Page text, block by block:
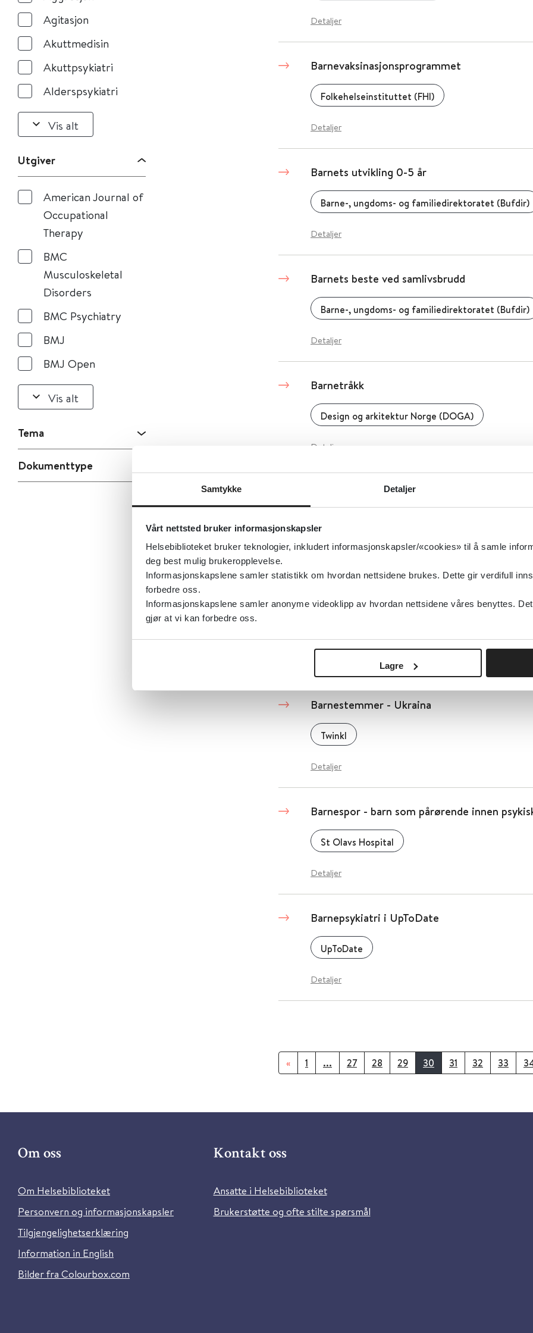
Samtykke Detaljer
Vårt nettsted bruker informasjonskapsler
Helsebiblioteket bruker teknologier, inkludert informasjonskapsler/«cookies» til å samle
deg best mulig brukeropplevelse.
Informasjonskapslene samler statistikk om hvordan nettsidene brukes. Dette gir verdifull
forbedre oss.
Informasjonskapslene samler anonyme videoklipp av hvordan nettsidene våres benyttes.
gjør at vi kan forbedre oss.
Lagre
Agitasjon
Akuttmedisin
Akuttpsykiatri
Alderspsykiatri
Vis alt
Utgiver
American Journal of
Occupational
Therapy
BMC
Musculoskeletal
Disorders
BMC Psychiatry
BMJ
BMJ Open
Vis alt
Tema
Dokumenttype
Detaljer
Barnevaksinasjonsprogrammet
Folkehelseinstituttet (FHI)
Detaljer
Barnets utvikling 0-5 år
Barne-, ungdoms- og familiedirektoratet (Bufdir)
Detaljer
Barnets beste ved samlivsbrudd
Barne-, ungdoms- og familiedirektoratet (Bufdir)
Detaljer
Barnetråkk
Design og arkitektur Norge (DOGA)
Detaljer
Barnesykepleierforbundet
Detaljer
Barnesykdommer og vanlige plager hos barn
Barnestemmer - Ukraina
Twinkl
Detaljer
Barnespor - barn som pårørende innen
St Olavs Hospital
Detaljer
Barnepsykiatri i UpToDate
UpToDate
Detaljer
« 1 ... 27 28 29 30 31 32 33
Om oss
Om Helsebiblioteket
Personvern og informasjonskapsler
Tilgjengelighetserklæring
Information in English
Bilder fra Colourbox.com
Kontakt oss
Ansatte i Helsebiblioteket
Brukerstøtte og ofte stilte spørsmål